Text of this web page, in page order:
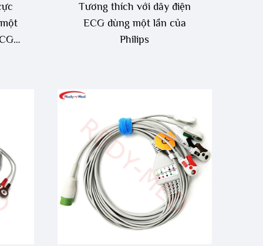
Tương thích với dây điện
ECG dùng một lần của
Philips